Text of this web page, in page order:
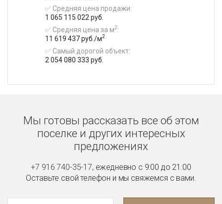
✅ Средняя цена продажи:
1 065 115 022 руб.
✅ Средняя цена за м2:
11 619 437 руб./м2
✅ Самый дорогой объект:
2 054 080 333 руб.
Мы готовы рассказать все об этом
поселке и других интересных
предложениях
+7 916 740-35-17, ежедневно с 9:00 до 21:00
Оставьте свой телефон и мы свяжемся с вами.